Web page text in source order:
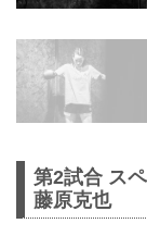
第2試合 ス
藤原克也